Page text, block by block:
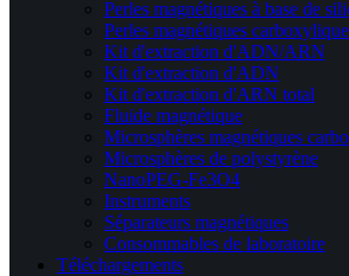
Perles magnétiques à base de
Perles magnétiques
Kit d'extraction d'ADN/ARN
Kit d'extraction d'ADN
Kit d'extraction d'ARN total
Fluide magnétique
Microsphères magnétiques
Microsphères de polystyrène
NanoPEG-Fe3O4
Instruments
Séparateurs magnétiques
Consommables de laboratoire
Téléchargements